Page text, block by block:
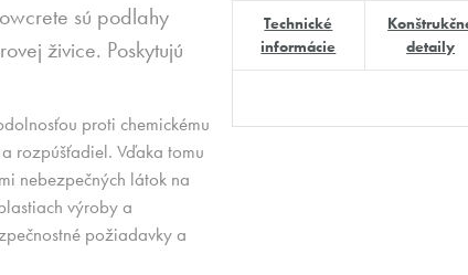
sú podlahy
živice. Poskytujú
proti chemickému
rozpúšťadiel. Vďaka tomu
nebezpečných látok na
výroby a
požiadavky a
Technické
informácie
detaily